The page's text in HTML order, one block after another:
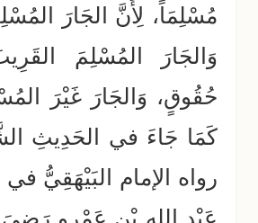
مُسْلِمَاً، لِأَنَّ الجَارَ
وَالجَارَ المُسْلِمَ
حُقُوقٍ، وَالجَارَ غَيْرَ
كَمَا جَاءَ في الحَدِيثِ
رواه الإمام البَيْهَقِيُّ
عَبْدِ اللهِ بْنِ عَمْرٍو رَضِيَ